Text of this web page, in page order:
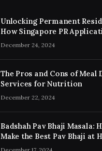
Unlocking Permanent
How Singapore PR
Consultancy Simplifies the
December 24, 2024
The Pros and Cons of Meal
Services for Nutrition
December 22, 2024
Badshah Pav Bhaji Masala:
Make the Best Pav Bhaji at